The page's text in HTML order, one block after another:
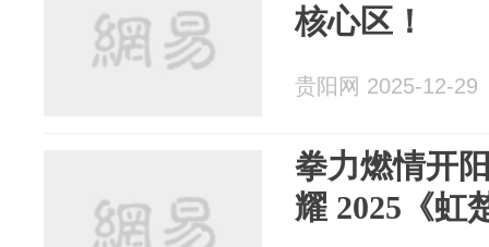
核心区！
贵阳网 2025-12-29
拳力燃情开
耀 2025《虹